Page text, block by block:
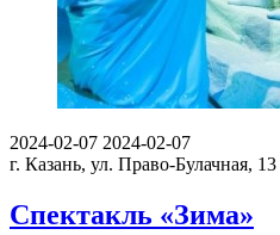
2024-02-07 2024-02-07
г. Казань, ул. Право-Булачная, 13
Спектакль «Зима»